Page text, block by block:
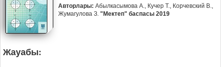
Авторлары: Абылкасымова А., Кучер Т., Корчевский В.,
Жумагулова З. "Мектеп" баспасы 2019
Жауабы: